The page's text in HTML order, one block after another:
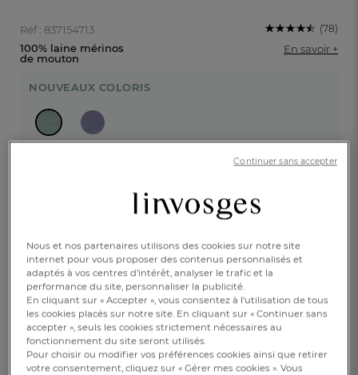
BE
Réf : 837154713
100% laine mérinos
de mouton
(78)
En savoir +
NOUVEAUX COLORIS
Céladon
180x240cm 220x240cm 240x260cm
Nous et nos partenaires utilisons des cookies sur notre site
internet pour vous proposer des contenus personnalisés et
adaptés à vos centres d’intérêt, analyser le trafic et la
performance du site, personnaliser la publicité.
En cliquant sur « Accepter », vous consentez à l'utilisation de tous
les cookies placés sur notre site. En cliquant sur « Continuer sans
accepter », seuls les cookies strictement nécessaires au
fonctionnement du site seront utilisés.
Pour choisir ou modifier vos préférences cookies ainsi que retirer
votre consentement, cliquez sur « Gérer mes cookies ». Vous
Continuer sans accepter